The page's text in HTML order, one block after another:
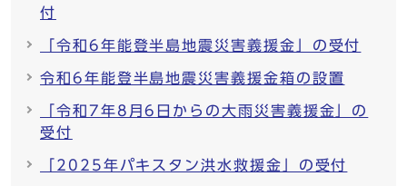
付
「令和6年能登半島地震災害義援金」の受付
令和6年能登半島地震災害義援金箱の設置
「令和7年8月6日からの大雨災害義援金」の
受付
「2025年パキスタン洪水救援金」の受付